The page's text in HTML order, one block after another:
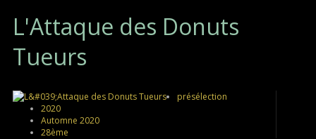
L'Attaque des Donuts
Tueurs
présélection
2020
Automne 2020
28ème